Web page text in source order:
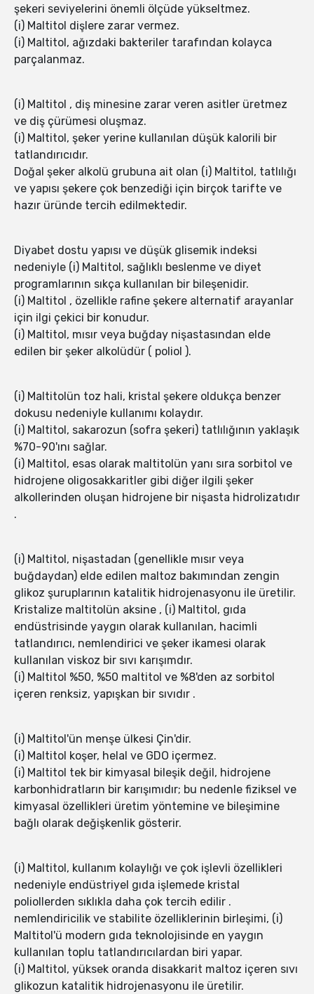
şekeri seviyelerini önemli ölçüde yükseltmez.
(i) Maltitol dişlere zarar vermez.
(i) Maltitol, ağızdaki bakteriler tarafından kolayca
parçalanmaz.
(i) Maltitol , diş minesine zarar veren asitler üretmez
ve diş çürümesi oluşmaz.
(i) Maltitol, şeker yerine kullanılan düşük kalorili bir
tatlandırıcıdır.
Doğal şeker alkolü grubuna ait olan (i) Maltitol, tatlılığı
ve yapısı şekere çok benzediği için birçok tarifte ve
hazır üründe tercih edilmektedir.
Diyabet dostu yapısı ve düşük glisemik indeksi
nedeniyle (i) Maltitol, sağlıklı beslenme ve diyet
programlarının sıkça kullanılan bir bileşenidir.
(i) Maltitol , özellikle rafine şekere alternatif arayanlar
için ilgi çekici bir konudur.
(i) Maltitol, mısır veya buğday nişastasından elde
edilen bir şeker alkolüdür ( poliol ).
(i) Maltitolün toz hali, kristal şekere oldukça benzer
dokusu nedeniyle kullanımı kolaydır.
(i) Maltitol, sakarozun (sofra şekeri) tatlılığının yaklaşık
%70-90'ını sağlar.
(i) Maltitol, esas olarak maltitolün yanı sıra sorbitol ve
hidrojene oligosakkaritler gibi diğer ilgili şeker
alkollerinden oluşan hidrojene bir nişasta hidrolizatıdır
.
(i) Maltitol, nişastadan (genellikle mısır veya
buğdaydan) elde edilen maltoz bakımından zengin
glikoz şuruplarının katalitik hidrojenasyonu ile üretilir.
Kristalize maltitolün aksine , (i) Maltitol, gıda
endüstrisinde yaygın olarak kullanılan, hacimli
tatlandırıcı, nemlendirici ve şeker ikamesi olarak
kullanılan viskoz bir sıvı karışımdır.
(i) Maltitol %50, %50 maltitol ve %8'den az sorbitol
içeren renksiz, yapışkan bir sıvıdır .
(i) Maltitol'ün menşe ülkesi Çin'dir.
(i) Maltitol koşer, helal ve GDO içermez.
(i) Maltitol tek bir kimyasal bileşik değil, hidrojene
karbonhidratların bir karışımıdır; bu nedenle fiziksel ve
kimyasal özellikleri üretim yöntemine ve bileşimine
bağlı olarak değişkenlik gösterir.
(i) Maltitol, kullanım kolaylığı ve çok işlevli özellikleri
nedeniyle endüstriyel gıda işlemede kristal
poliollerden sıklıkla daha çok tercih edilir .
nemlendiricilik ve stabilite özelliklerinin birleşimi, (i)
Maltitol'ü modern gıda teknolojisinde en yaygın
kullanılan toplu tatlandırıcılardan biri yapar.
(i) Maltitol, yüksek oranda disakkarit maltoz içeren sıvı
glikozun katalitik hidrojenasyonu ile üretilir.